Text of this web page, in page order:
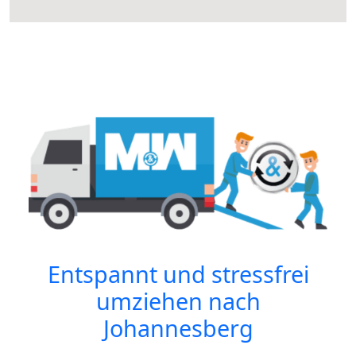
Entspannt und stressfrei
umziehen nach
Johannesberg